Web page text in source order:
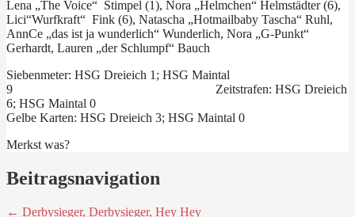
Lena „The Voice“ Stimpel (1), Nora „Helmchen“ Helmstädter (6),
Lici“Wurfkraft“ Fink (6), Natascha „Hotmailbaby Tascha“ Ruhl,
AnnCe „das ist ja wunderlich“ Wunderlich, Nora „G-Punkt“
Gerhardt, Lauren „der Schlumpf“ Bauch
Siebenmeter: HSG Dreieich 1; HSG Maintal
9 Zeitstrafen: HSG Dreieich
6; HSG Maintal 0
Gelbe Karten: HSG Dreieich 3; HSG Maintal 0
Merkst was?
Beitragsnavigation
← Derbysieger, Derbysieger, Hey Hey